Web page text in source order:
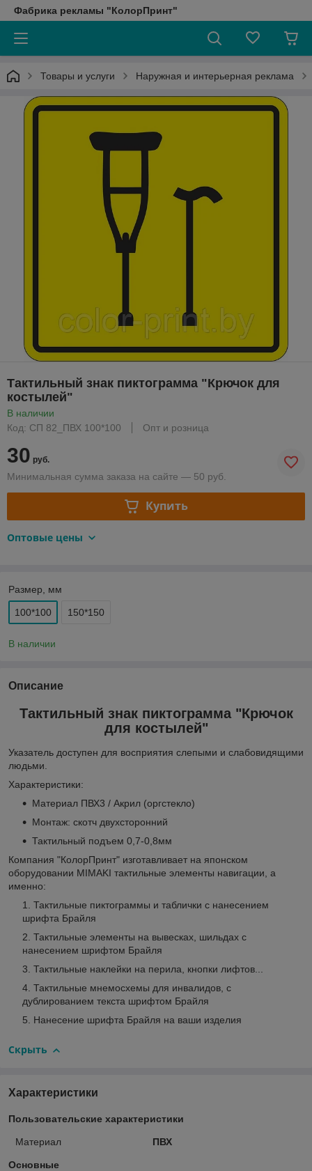
Фабрика рекламы "КолорПринт"
Товары и услуги Наружная и интерьерная реклама
Тактильный знак пиктограмма "Крючок для
костылей"
В наличии
Код: СП 82_ПВХ 100*100
Опт и розница
30 руб.
Минимальная сумма заказа на сайте — 50 руб.
Купить
Оптовые цены
Размер, мм
100*100 150*150
В наличии
Описание
Тактильный знак пиктограмма "Крючок
для костылей"
Указатель доступен для восприятия слепыми и слабовидящими
людьми.
Характеристики:
Материал ПВХ3 / Акрил (оргстекло)
Монтаж: скотч двухсторонний
Тактильный подъем 0,7-0,8мм
Компания "КолорПринт" изготавливает на японском
оборудовании MIMAKI тактильные элементы навигации, а
именно:
Тактильные пиктограммы и таблички с нанесением
шрифта Брайля
Тактильные элементы на вывесках, шильдах с
нанесением шрифтом Брайля
Тактильные наклейки на перила, кнопки лифтов...
Тактильные мнемосхемы для инвалидов, с
дублированием текста шрифтом Брайля
Нанесение шрифта Брайля на ваши изделия
Скрыть
Характеристики
Пользовательские характеристики
Материал ПВХ
Основные